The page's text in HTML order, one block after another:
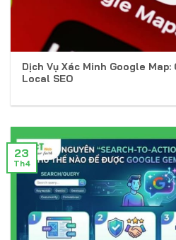
Dịch Vụ Xác Minh Google Map:
Local SEO
23
Th4